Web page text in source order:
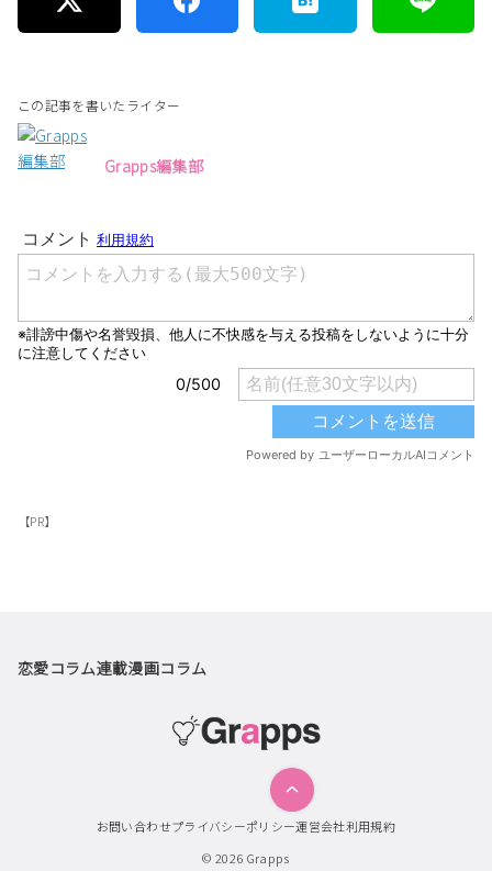
この記事を書いたライター
Grapps編集部
【PR】
恋愛コラム連載漫画コラム
お問い合わせプライバシーポリシー運営会社利用規約
© 2026 Grapps